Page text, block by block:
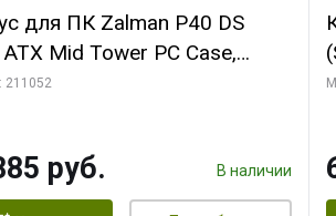
для ПК Zalman P40 DS
ATX Mid Tower PC Case,
ARGB Fanx4
211052
руб. В наличии